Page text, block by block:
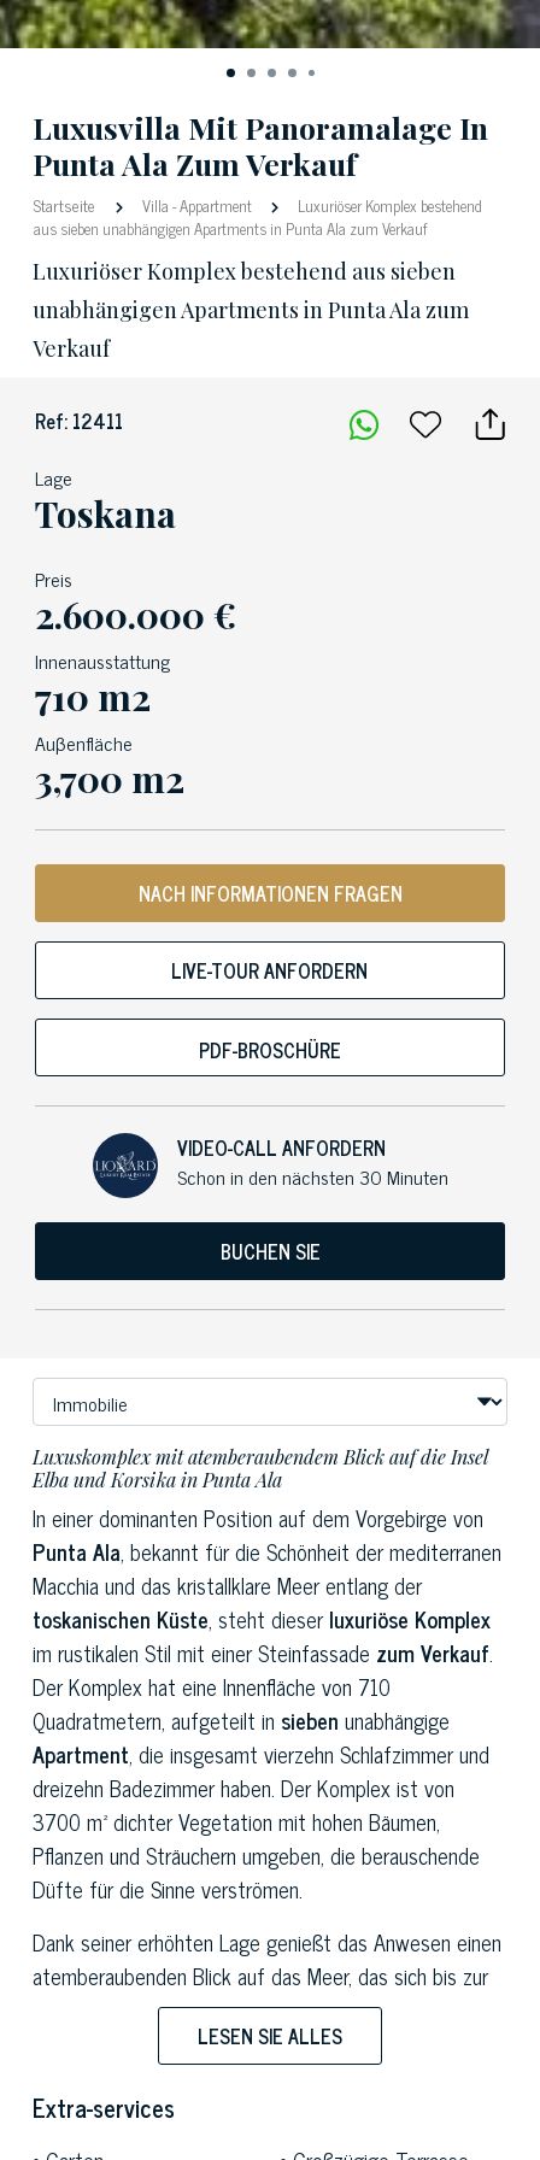
Luxusvilla Mit Panoramalage In
Punta Ala Zum Verkauf
Startseite Villa-Appartment
Luxuriöser Komplex bestehend
aus sieben unabhängigen Apartments in Punta Ala zum Verkauf
Luxuriöser Komplex bestehend aus sieben
unabhängigen Apartments in Punta Ala zum
Verkauf
Ref: 12411
Lage
Toskana
Preis
2.600.000 €
Innenausstattung
710 m2
Auβenfläche
3,700 m2
NACH INFORMATIONEN FRAGEN
LIVE-TOUR ANFORDERN
PDF-BROSCHÜRE
VIDEO-CALL ANFORDERN
Schon in den nächsten 30 Minuten
BUCHEN SIE
Luxuskomplex mit atemberaubendem Blick auf die Insel
Elba und Korsika in Punta Ala
In einer dominanten Position auf dem Vorgebirge von
Punta Ala, bekannt für die Schönheit der mediterranen
Macchia und das kristallklare Meer entlang der
toskanischen Küste, steht dieserluxuriöse Komplex
im rustikalen Stil mit einer Steinfassade zum Verkauf.
Der Komplex hat eine Innenfläche von 710
Quadratmetern, aufgeteilt in sieben unabhängige
Apartment, die insgesamt vierzehn Schlafzimmer und
dreizehn Badezimmer haben. Der Komplex ist von
3700 m² dichter Vegetation mit hohen Bäumen,
Pflanzen und Sträuchern umgeben, die berauschende
Düfte für die Sinne verströmen.
Dank seiner erhöhten Lage genießt das Anwesen einen
atemberaubenden Blick auf das Meer, das sich bis zur
und in Abwesenheit von Dunst nach
Punta Alaist nicht nur von der charakteristischen
mediterranen Macchia umgeben, sondern bietet auch
LESEN SIE ALLES
Extra-services